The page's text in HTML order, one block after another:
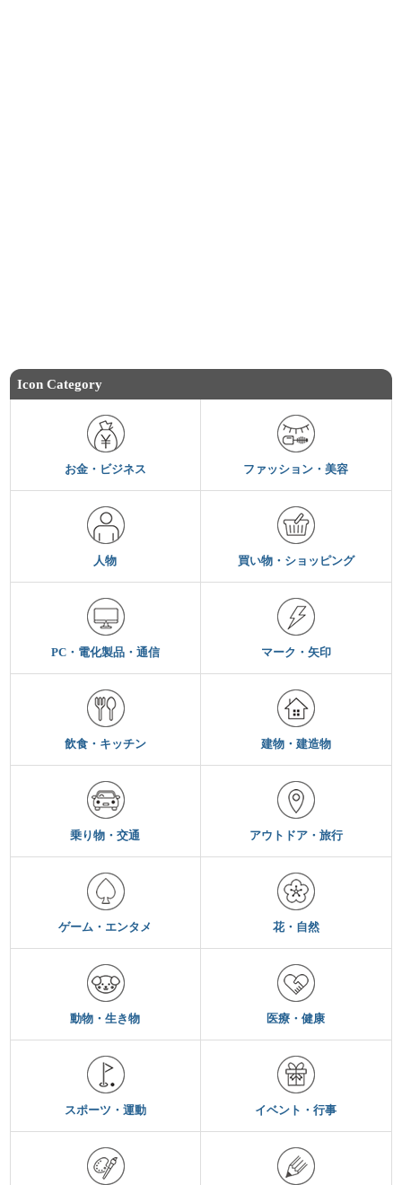
Icon Category
お金・ビジネス ファッション・美容
人物 買い物・ショッピング
PC・電化製品・通信 マーク・矢印
飲食・キッチン 建物・建造物
乗り物・交通 アウトドア・旅行
ゲーム・エンタメ 花・自然
動物・生き物 医療・健康
スポーツ・運動 イベント・行事